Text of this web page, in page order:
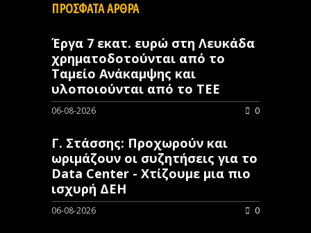
ΠΡΟΣΦΑΤΑ ΑΡΘΡΑ
Έργα 7 εκατ. ευρώ στη Λευκάδα
χρηματοδοτούνται από το
Ταμείο Ανάκαμψης και
υλοποιούνται από το ΤΕΕ
06-08-2026 0
Γ. Στάσσης: Προχωρούν και
ωριμάζουν οι συζητήσεις για το
Data Center - Χτίζουμε μια πιο
ισχυρή ΔΕΗ
06-08-2026 0